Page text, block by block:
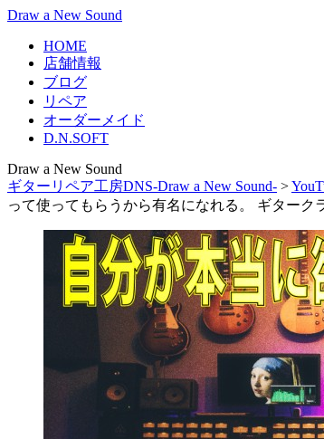
Draw a New Sound
HOME
店舗情報
ブログ
リペア
オーダーメイド
D.N.SOFT
Draw a New Sound
ギターリペア工房DNS-Draw a New Sound- >
って使ってもらうから有名になれる。 ギターク